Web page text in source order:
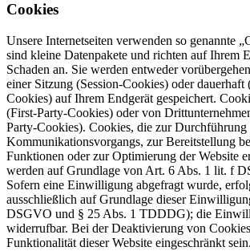
Cookies
Unsere Internetseiten verwenden so genannte
sind kleine Datenpakete und richten auf Ihrem
Schaden an. Sie werden entweder
einer Sitzung (Session-Cookies) oder dauerhaft
Cookies) auf Ihrem Endgerät gespeichert.
(First-Party-Cookies) oder von
Party-Cookies). Cookies, die zur Durchführung
Kommunikationsvorgangs, zur Bereitstellung
Funktionen oder zur Optimierung der Website
werden auf Grundlage von Art. 6 Abs. 1 lit. f
Sofern eine Einwilligung abgefragt wurde,
ausschließlich auf Grundlage dieser
DSGVO und § 25 Abs. 1 TDDDG); die
widerrufbar. Bei der Deaktivierung von
Funktionalität dieser Website eingeschränkt sein.